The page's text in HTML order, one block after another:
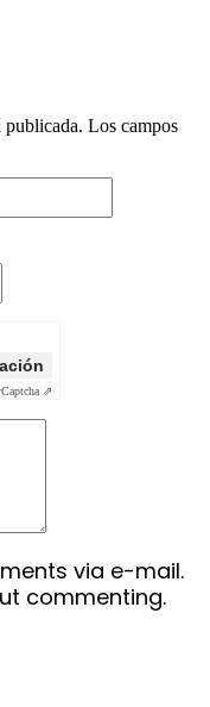
publicada. Los campos
Captcha ⇗
via e-mail.
commenting.